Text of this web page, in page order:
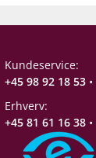
Kundeservice:
+45 98 92 18 53 •
Erhverv:
+45 81 61 16 38 •